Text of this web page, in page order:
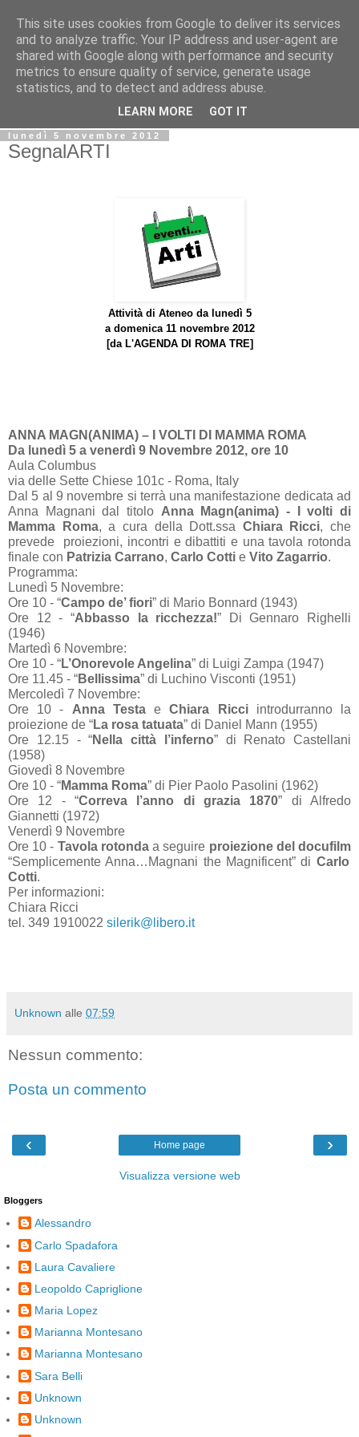
Biblio@rti in
Il Blog della Biblioteca di Area delle arti per condividere
informazioni iniziative incontri
lunedì 5 novembre 2012
SegnalARTI
Attività di Ateneo da lunedì 5
a domenica 11 novembre 2012
[da L'AGENDA DI ROMA TRE]
ANNA MAGN(ANIMA) – I VOLTI DI MAMMA ROMA
Da lunedì 5 a venerdì 9 Novembre 2012, ore 10
Aula Columbus
via delle Sette Chiese 101c - Roma, Italy
Dal 5 al 9 novembre si terrà una manifestazione dedicata ad
Anna Magnani dal titolo Anna Magn(anima) - I volti di
Mamma Roma, a cura della Dott.ssa Chiara Ricci, che
prevede proiezioni, incontri e dibattiti e una tavola rotonda
finale con Patrizia Carrano, Carlo Cotti e Vito Zagarrio.
Programma:
Lunedì 5 Novembre:
Ore 10 - “Campo de’ fiori” di Mario Bonnard (1943)
Ore 12 - “Abbasso la ricchezza!” Di Gennaro Righelli
(1946)
Martedì 6 Novembre:
Ore 10 - “L’Onorevole Angelina” di Luigi Zampa (1947)
Ore 11.45 - “Bellissima” di Luchino Visconti (1951)
Mercoledì 7 Novembre:
Ore 10 - Anna TestaeChiara Ricciintrodurranno la
proiezione de “La rosa tatuata” di Daniel Mann (1955)
Ore 12.15 - “Nella città l’inferno” di Renato Castellani
(1958)
Giovedì 8 Novembre
Ore 10 - “Mamma Roma” di Pier Paolo Pasolini (1962)
Ore 12 - “Correva l’anno di grazia 1870” di Alfredo
Giannetti (1972)
Venerdì 9 Novembre
Ore 10 - Tavola rotondaa seguire proiezione del docufilm
“Semplicemente Anna…Magnani the Magnificent” di Carlo
Cotti.
Per informazioni:
Chiara Ricci
tel. 349 1910022 silerik@libero.it
Unknown alle 07:59
Nessun commento:
Posta un commento
‹ ›
Home page
Visualizza versione web
Bloggers
Alessandro
Carlo Spadafora
Laura Cavaliere
Leopoldo Capriglione
Maria Lopez
Marianna Montesano
Marianna Montesano
Sara Belli
Unknown
Unknown
This site uses cookies from Google to deliver its services
and to analyze traffic. Your IP address and user-agent are
shared with Google along with performance and security
metrics to ensure quality of service, generate usage
statistics, and to detect and address abuse.
LEARN MORE GOT IT